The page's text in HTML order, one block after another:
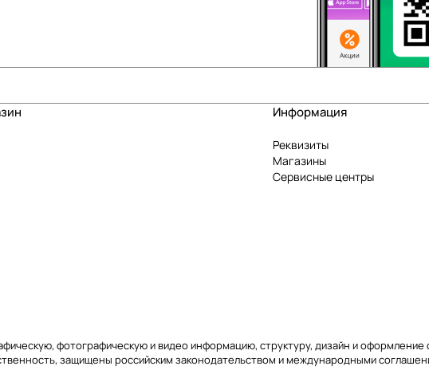
Информация
Реквизиты
Магазины
Сервисные центры
фотографическую и видео информацию, структуру, дизайн и
защищены российским законодательством и международными